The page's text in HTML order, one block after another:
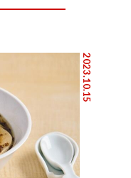
2023.10.15